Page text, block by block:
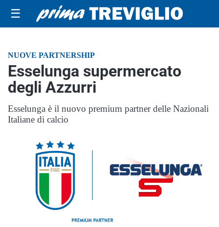
☰
NUOVE PARTNERSHIP
Esselunga supermercato
degli Azzurri
Esselunga è il nuovo premium partner delle Nazionali
Italiane di calcio